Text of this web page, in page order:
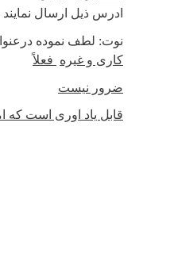
ادرس ذیل ارسال نمایند
نوت: لطف نموده
کاری و غیره فعلاً
ضرور نیست
قابل یاد اوری است که